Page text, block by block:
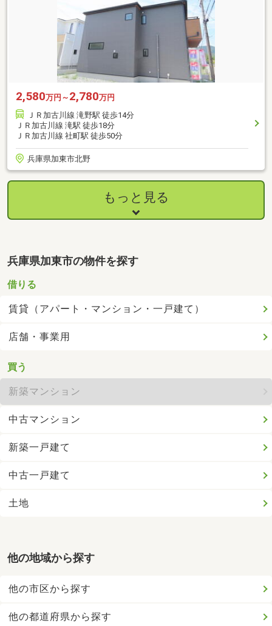
2,580万円～ 2,780万円
ＪＲ加古川線 滝野駅 徒歩14分
ＪＲ加古川線 滝駅 徒歩18分
ＪＲ加古川線 社町駅 徒歩50分
兵庫県加東市北野
もっと見る
兵庫県加東市の物件を探す
借りる
賃貸（アパート・マンション・一戸建て）
店舗・事業用
買う
新築マンション
中古マンション
新築一戸建て
中古一戸建て
土地
他の地域から探す
他の市区から探す
他の都道府県から探す